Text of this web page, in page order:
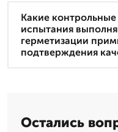
Какие
испытания
герметизации
подтверждения
Остались